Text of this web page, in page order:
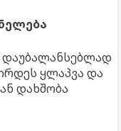
დაუბალანსებლად
ყლაპვა და
დახშობა